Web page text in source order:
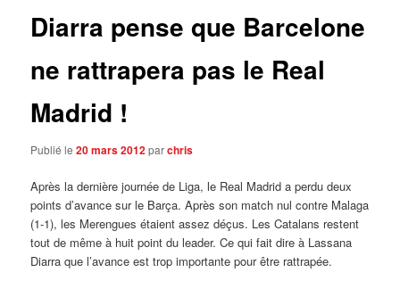
Diarra pense que Barcelone
ne rattrapera pas le Real
Madrid !
Publié le20 mars 2012parchris
Après la dernière journée de Liga, le Real Madrid a perdu deux
points d’avance sur le Barça. Après son match nul contre Malaga
(1-1), les Merengues étaient assez déçus. Les Catalans restent
tout de même à huit point du leader.Ce qui fait dire à Lassana
Diarra que l’avance est trop importante pour être rattrapée.